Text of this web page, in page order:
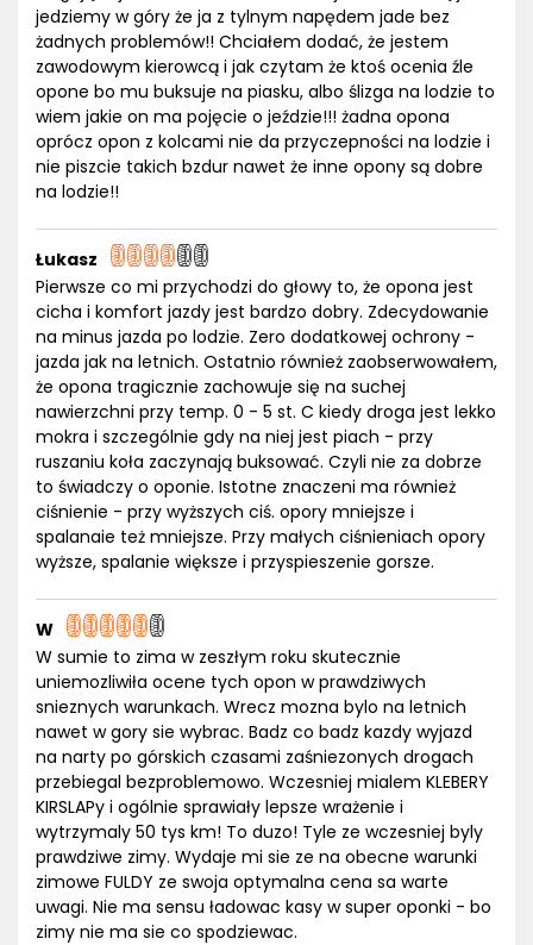
jedziemy w góry że ja z tylnym napędem jade bez
żadnych problemów!! Chciałem dodać, że jestem
zawodowym kierowcą i jak czytam że ktoś ocenia źle
opone bo mu buksuje na piasku, albo ślizga na lodzie to
wiem jakie on ma pojęcie o jeździe!!! żadna opona
oprócz opon z kolcami nie da przyczepności na lodzie i
nie piszcie takich bzdur nawet że inne opony są dobre
na lodzie!!
Łukasz
Pierwsze co mi przychodzi do głowy to, że opona jest
cicha i komfort jazdy jest bardzo dobry. Zdecydowanie
na minus jazda po lodzie. Zero dodatkowej ochrony -
jazda jak na letnich. Ostatnio również zaobserwowałem,
że opona tragicznie zachowuje się na suchej
nawierzchni przy temp. 0 - 5 st. C kiedy droga jest lekko
mokra i szczególnie gdy na niej jest piach - przy
ruszaniu koła zaczynają buksować. Czyli nie za dobrze
to świadczy o oponie. Istotne znaczeni ma również
ciśnienie - przy wyższych ciś. opory mniejsze i
spalanaie też mniejsze. Przy małych ciśnieniach opory
wyższe, spalanie większe i przyspieszenie gorsze.
W
W sumie to zima w zeszłym roku skutecznie
uniemozliwiła ocene tych opon w prawdziwych
snieznych warunkach. Wrecz mozna bylo na letnich
nawet w gory sie wybrac. Badz co badz kazdy wyjazd
na narty po górskich czasami zaśniezonych drogach
przebiegal bezproblemowo. Wczesniej mialem KLEBERY
KIRSLAPy i ogólnie sprawiały lepsze wrażenie i
wytrzymaly 50 tys km! To duzo! Tyle ze wczesniej byly
prawdziwe zimy. Wydaje mi sie ze na obecne warunki
zimowe FULDY ze swoja optymalna cena sa warte
uwagi. Nie ma sensu ładowac kasy w super oponki - bo
zimy nie ma sie co spodziewac.